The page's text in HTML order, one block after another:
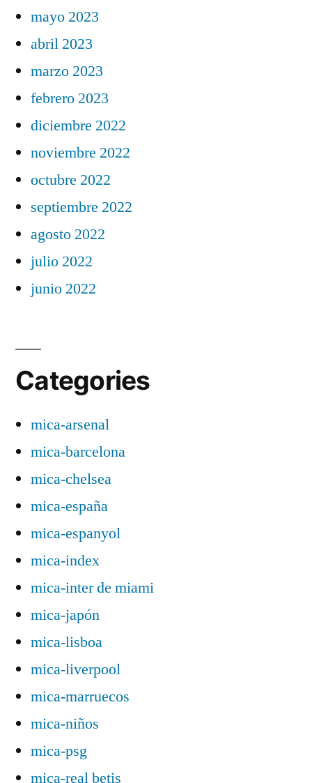
mayo 2023
abril 2023
marzo 2023
febrero 2023
diciembre 2022
noviembre 2022
octubre 2022
septiembre 2022
agosto 2022
julio 2022
junio 2022
Categories
mica-arsenal
mica-barcelona
mica-chelsea
mica-españa
mica-espanyol
mica-index
mica-inter de miami
mica-japón
mica-lisboa
mica-liverpool
mica-marruecos
mica-niños
mica-psg
mica-real betis